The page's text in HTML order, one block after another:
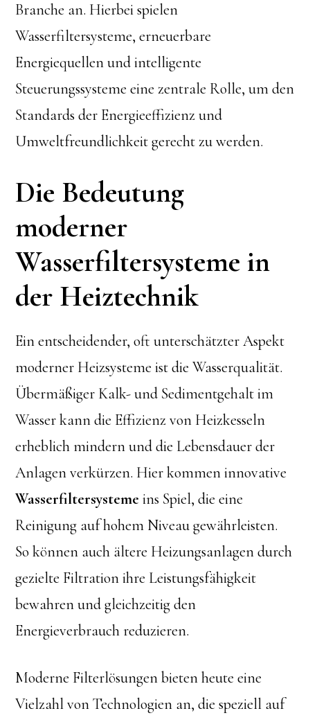
Branche an. Hierbei spielen
Wasserfiltersysteme, erneuerbare
Energiequellen und intelligente
Steuerungssysteme eine zentrale Rolle, um den
Standards der Energieeffizienz und
Umweltfreundlichkeit gerecht zu werden.
Die Bedeutung
moderner
Wasserfiltersysteme in
der Heiztechnik
Ein entscheidender, oft unterschätzter Aspekt
moderner Heizsysteme ist die Wasserqualität.
Übermäßiger Kalk- und Sedimentgehalt im
Wasser kann die Effizienz von Heizkesseln
erheblich mindern und die Lebensdauer der
Anlagen verkürzen. Hier kommen innovative
Wasserfiltersysteme ins Spiel, die eine
Reinigung auf hohem Niveau gewährleisten.
So können auch ältere Heizungsanlagen durch
gezielte Filtration ihre Leistungsfähigkeit
bewahren und gleichzeitig den
Energieverbrauch reduzieren.
Moderne Filterlösungen bieten heute eine
Vielzahl von Technologien an, die speziell auf